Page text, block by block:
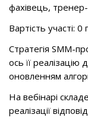
фахівець,
Вартість участі: 0
Стратегія SMM-
ось її
оновленням
На вебінарі
реалізації